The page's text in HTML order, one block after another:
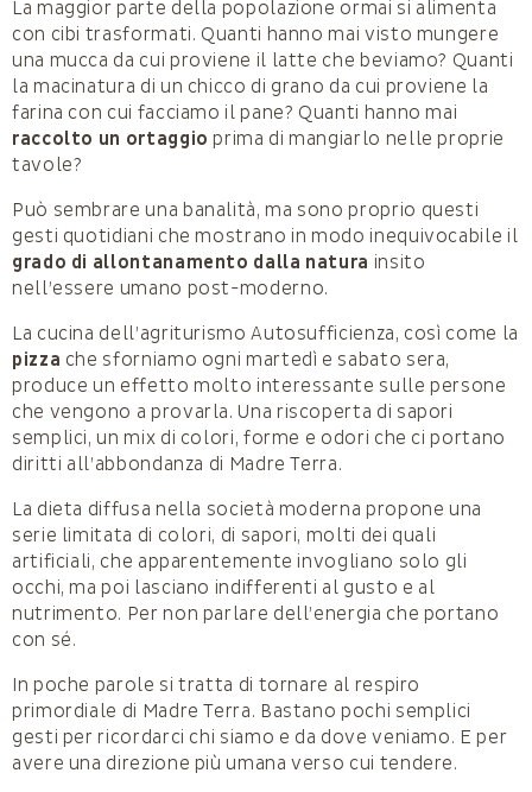
La maggior parte della popolazione ormai si alimenta
con cibi trasformati. Quanti hanno mai visto mungere
una mucca da cui proviene il latte che beviamo? Quanti
la macinatura di un chicco di grano da cui proviene la
farina con cui facciamo il pane? Quanti hanno mai
raccolto un ortaggio prima di mangiarlo nelle proprie
tavole?
Può sembrare una banalità, ma sono proprio questi
gesti quotidiani che mostrano in modo inequivocabile il
grado di allontanamento dalla natura insito
nell’essere umano post-moderno.
La cucina dell’agriturismo Autosufficienza, così come la
pizza che sforniamo ogni martedì e sabato sera,
produce un effetto molto interessante sulle persone
che vengono a provarla. Una riscoperta di sapori
semplici, un mix di colori, forme e odori che ci portano
diritti all’abbondanza di Madre Terra.
La dieta diffusa nella società moderna propone una
serie limitata di colori, di sapori, molti dei quali
artificiali, che apparentemente invogliano solo gli
occhi, ma poi lasciano indifferenti al gusto e al
nutrimento. Per non parlare dell’energia che portano
con sé.
In poche parole si tratta di tornare al respiro
primordiale di Madre Terra. Bastano pochi semplici
gesti per ricordarci chi siamo e da dove veniamo. E per
avere una direzione più umana verso cui tendere.